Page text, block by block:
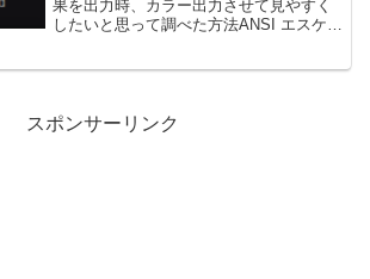
果を出力時、カラー出力させて見やすく
したいと思って調べた方法ANSI エスケー
スポンサーリンク